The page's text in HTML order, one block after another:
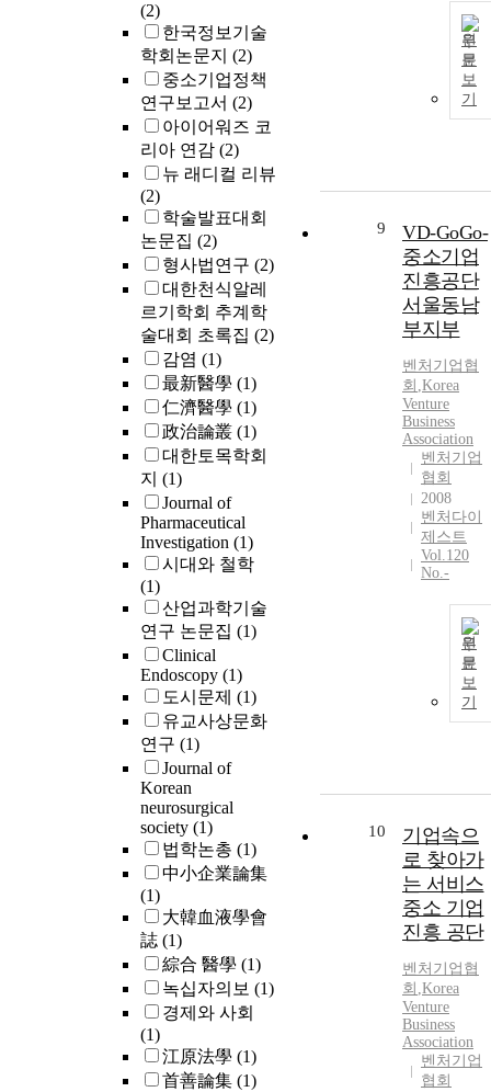
(2)
한국정보기술
학회논문지 (2)
중소기업정책
연구보고서 (2)
아이어워즈 코
리아 연감 (2)
뉴 래디컬 리뷰
(2)
학술발표대회
논문집 (2)
형사법연구 (2)
대한천식알레
르기학회 추계학
술대회 초록집 (2)
감염 (1)
最新醫學 (1)
仁濟醫學 (1)
政治論叢 (1)
대한토목학회
지 (1)
Journal of
Pharmaceutical
Investigation (1)
시대와 철학
(1)
산업과학기술
연구 논문집 (1)
Clinical
Endoscopy (1)
도시문제 (1)
유교사상문화
연구 (1)
Journal of
Korean
neurosurgical
society (1)
법학논총 (1)
中小企業論集
(1)
大韓血液學會
誌 (1)
綜合 醫學 (1)
녹십자의보 (1)
경제와 사회
(1)
江原法學 (1)
首善論集 (1)
원
문
보
기
9
VD-GoGo-
중소기업
진흥공단
서울동남
부지부
벤처 기업 협
회 ,Korea
Venture
Business
Association
벤처기업
협회
2008
벤처다이
제스트
Vol.120
No.-
원
문
보
기
10
기업속으
로 찾아가
는 서비스
중소 기업
진흥 공단
벤처 기업 협
회 ,Korea
Venture
Business
Association
벤처기업
협회